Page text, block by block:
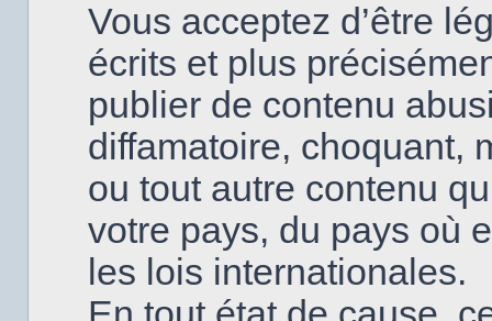
Vous acceptez d’être
écrits et plus
publier de contenu
diffamatoire, choquant,
ou tout autre contenu
votre pays, du pays où
les lois internationales.